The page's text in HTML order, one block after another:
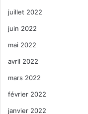
juillet 2022
juin 2022
mai 2022
avril 2022
mars 2022
février 2022
janvier 2022